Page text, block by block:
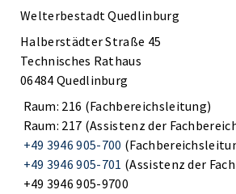
Welterbestadt Quedlinburg
Halberstädter Straße 45
Technisches Rathaus
06484 Quedlinburg
Raum: 216 (Fachbereichsleitung)
Raum: 217 (Assistenz der
+49 3946 905-700
+49 3946 905-701 (Assistenz der
+49 3946 905-9700